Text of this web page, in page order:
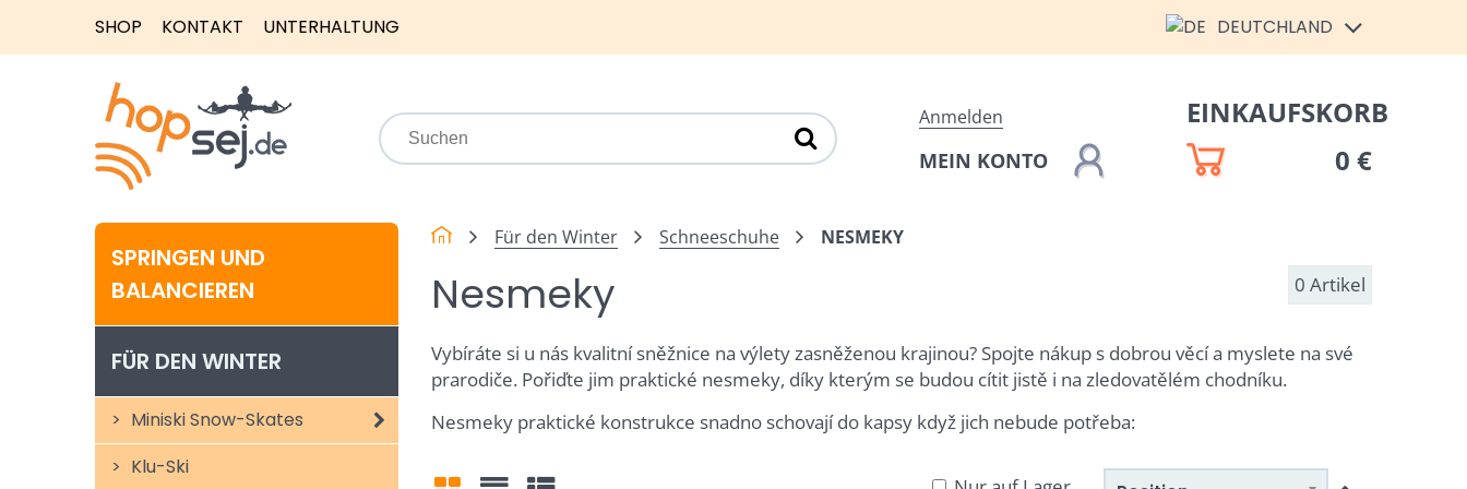
SHOP KONTAKT UNTERHALTUNG DEUTCHLAND
Anmelden
MEIN KONTO
EINKAUFSKORB
0 €
SPRINGEN UND
BALANCIEREN
FÜR DEN WINTER
Miniski Snow-Skates
Klu-Ski
Für den Winter Schneeschuhe NESMEKY
Nesmeky 0 Artikel
Vybíráte si u nás kvalitní sněžnice na výlety zasněženou krajinou? Spojte nákup s dobrou věcí a myslete na své
prarodiče. Pořiďte jim praktické nesmeky, díky kterým se budou cítit jistě i na zledovatělém chodníku.
Nesmeky praktické konstrukce snadno schovají do kapsy když jich nebude potřeba: